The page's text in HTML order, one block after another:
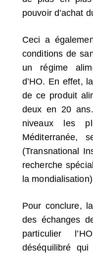
pouvoir d’achat
Ceci a
conditions de
un régime
d’HO. En effet,
de ce produit
deux en 20
niveaux les
Méditerranée,
(Transnational
recherche
la
Pour conclure,
des échanges
particulier
déséquilibré